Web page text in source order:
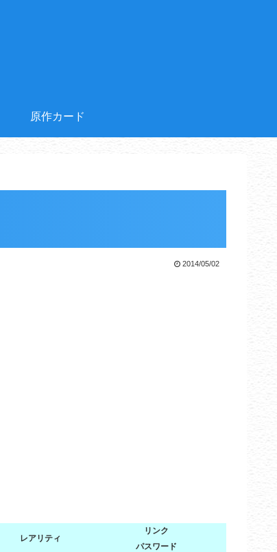
原作カード
2014/05/02
レアリティ
リンク
パスワード